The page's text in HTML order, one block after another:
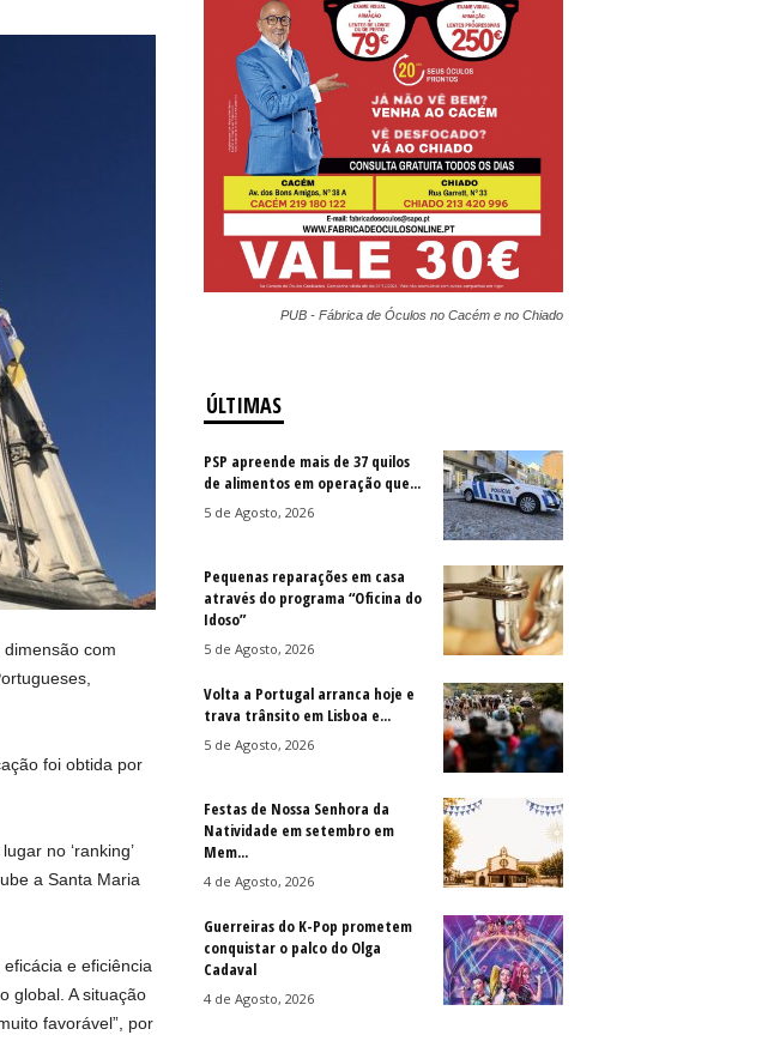
com
foi obtida por
no ‘ranking’
a Santa Maria
e eficiência
global. A situação
favorável”, por
PUB - Fábrica de Óculos no Cacém e no Chiado
ÚLTIMAS
PSP apreende mais de 37 quilos
de alimentos em operação que...
5 de Agosto, 2026
Pequenas reparações em casa
através do programa “Oficina do
Idoso”
5 de Agosto, 2026
Volta a Portugal arranca hoje e
trava trânsito em Lisboa e...
5 de Agosto, 2026
Festas de Nossa Senhora da
Natividade em setembro em
Mem...
4 de Agosto, 2026
Guerreiras do K-Pop prometem
conquistar o palco do Olga
Cadaval
4 de Agosto, 2026